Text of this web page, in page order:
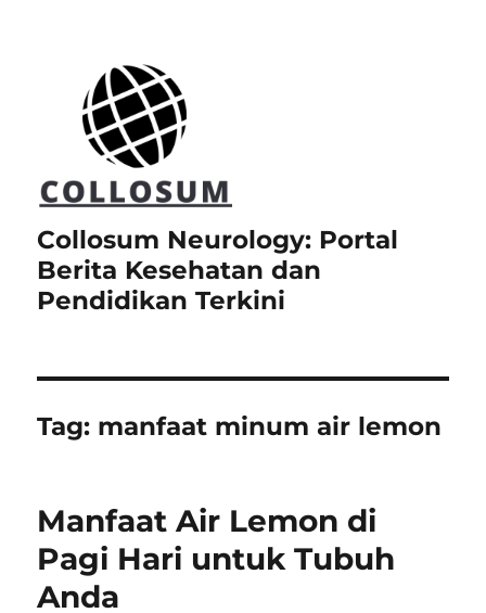
Collosum Neurology: Portal
Berita Kesehatan dan
Pendidikan Terkini
Tag: manfaat minum air lemon
Manfaat Air Lemon di
Pagi Hari untuk Tubuh
Anda